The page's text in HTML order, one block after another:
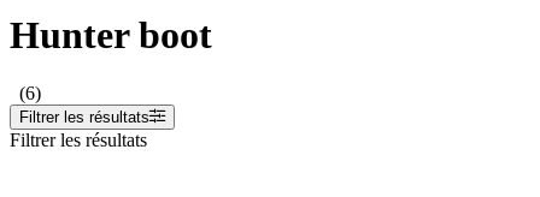
Hunter boot
(6)
Filtrer les résultats
Filtrer les résultats